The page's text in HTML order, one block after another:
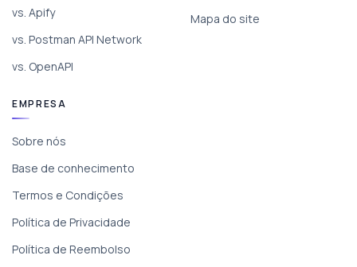
vs. Apify
vs. Postman API Network
vs. OpenAPI
Mapa do site
EMPRESA
Sobre nós
Base de conhecimento
Termos e Condições
Política de Privacidade
Política de Reembolso